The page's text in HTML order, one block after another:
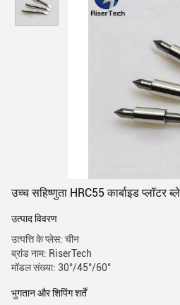
उच्च सहिष्णुता HRC55 कार्बाइड प्लॉटर
उत्पाद विवरण
उत्पत्ति के प्लेस: चीन
ब्रांड नाम: RiserTech
मॉडल संख्या: 30°/45°/60°
भुगतान और शिपिंग शर्तें